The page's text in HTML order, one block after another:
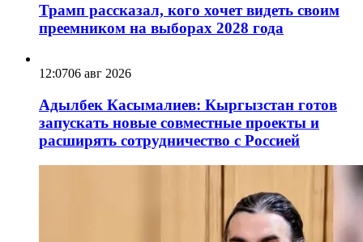
Трамп рассказал, кого хочет видеть своим
преемником на выборах 2028 года
12:0706 авг 2026
Адылбек Касымалиев: Кыргызстан готов
запускать новые совместные проекты и
расширять сотрудничество с Россией